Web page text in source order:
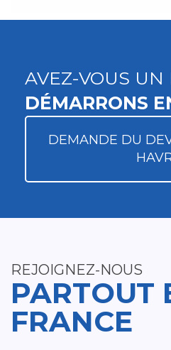
AVEZ-VOUS UN
DÉMARRONS
DEMANDE DU
REJOIGNEZ-NOUS
PARTOUT
FRANCE